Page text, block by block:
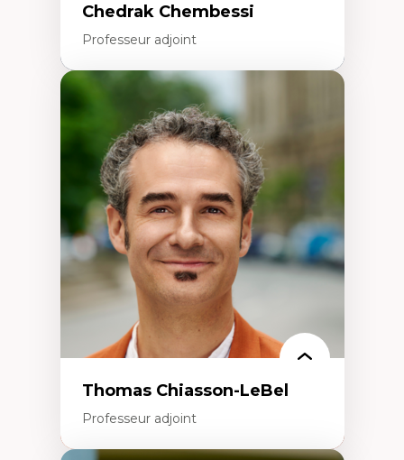
Chedrak Chembessi
Professeur adjoint
Économie circulaire
Modèles d’affaires durables
Histoire des faits économiques
Gestion durable des ressources naturelles
Écologie industrielle
Aménagement durable du territoire
Développement régional
Coopératives
Télétravail en milieu rural francophone
Transition socio-écologique
Thomas Chiasson-LeBel
Professeur adjoint